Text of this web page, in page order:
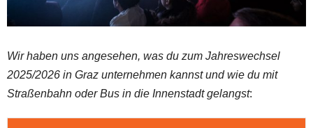
Wir haben uns angesehen, was du zum Jahreswechsel
2025/2026 in Graz unternehmen kannst und wie du mit
Straßenbahn oder Bus in die Innenstadt gelangst: